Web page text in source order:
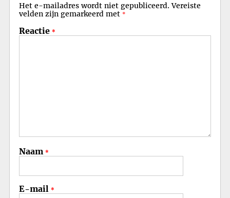
Het e-mailadres wordt niet gepubliceerd. Vereiste
velden zijn gemarkeerd met *
Reactie *
Naam *
E-mail *